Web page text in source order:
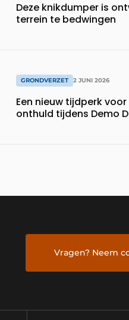
Deze knikdumper is
terrein te bedwingen
GRONDVERZET 2 JUNI 2026
Een nieuw tijdperk
onthuld tijdens Demo
Vragen? Neem